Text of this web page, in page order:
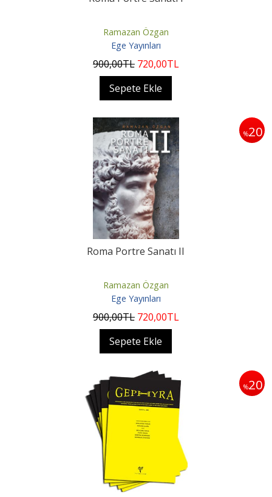
Ramazan Özgan
Ege Yayınları
900,00TL 720,00TL
Sepete Ekle
%20
Roma Portre Sanatı II
Ramazan Özgan
Ege Yayınları
900,00TL 720,00TL
Sepete Ekle
%20